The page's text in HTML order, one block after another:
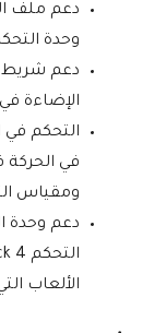
دعم ملف
وحدة
دعم
الإضاءة في Dualshock 4.
التحكم
ومقياس
دعم وحدة
الألعاب